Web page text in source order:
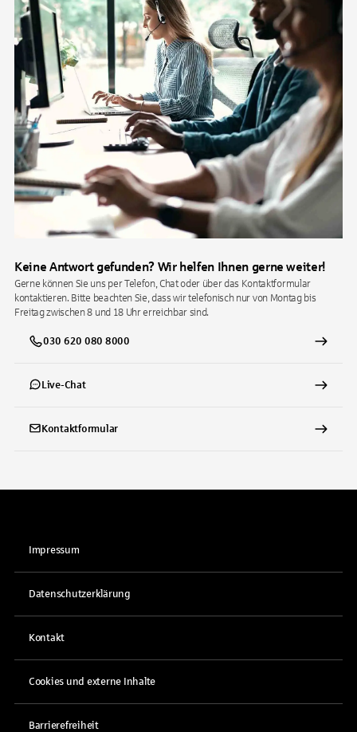
Keine Antwort gefunden? Wir helfen Ihnen gerne weiter!
Gerne können Sie uns per Telefon, Chat oder über das Kontaktformular
kontaktieren. Bitte beachten Sie, dass wir telefonisch nur von Montag bis
Freitag zwischen 8 und 18 Uhr erreichbar sind.
030 620 080 8000
Live-Chat
Kontaktformular
Impressum
Datenschutzerklärung
Kontakt
Cookies und externe Inhalte
Barrierefreiheit